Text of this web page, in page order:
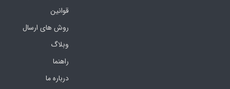
قوانین
روش های ارسال
وبلاگ
راهنما
درباره ما